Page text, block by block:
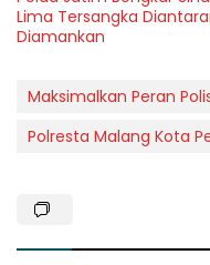
Lima Tersangka
Diamankan
Maksimalkan Peran
Polresta Malang Kota